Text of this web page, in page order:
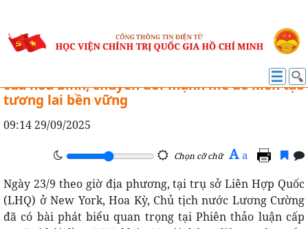
HỢP TÁC QUỐC TẾ
Chủ tịch nước Lương Cường: Tôn vinh giá trị
của hoà bình, chuyển đổi mạnh mẽ để kiến tạo
tương lai bền vững
09:14 29/09/2025
Chọn cỡ chữ A a
Ngày 23/9 theo giờ địa phương, tại trụ sở Liên Hợp Quốc
(LHQ) ở New York, Hoa Kỳ, Chủ tịch nước Lương Cường
đã có bài phát biểu quan trọng tại Phiên thảo luận cấp